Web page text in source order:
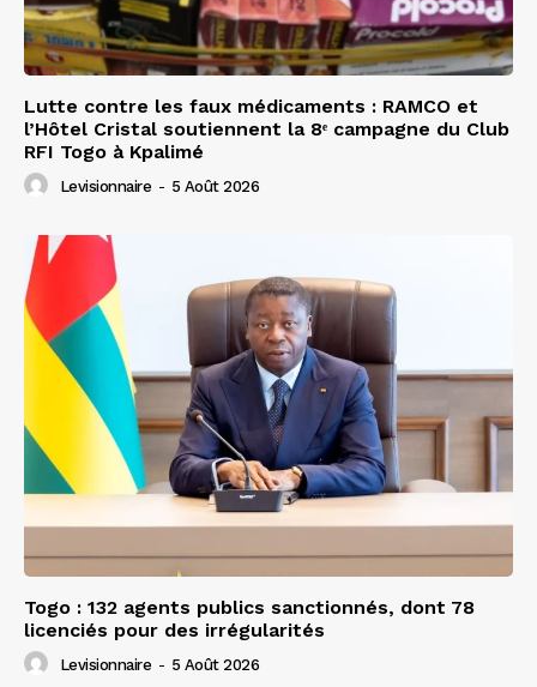
Lutte contre les faux médicaments : RAMCO et
l’Hôtel Cristal soutiennent la 8ᵉ campagne du Club
RFI Togo à Kpalimé
Levisionnaire - 5 Août 2026
Togo : 132 agents publics sanctionnés, dont 78
licenciés pour des irrégularités
Levisionnaire - 5 Août 2026